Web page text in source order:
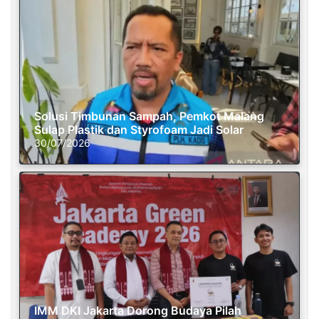
Solusi Timbunan Sampah, Pemkot Malang
Sulap Plastik dan Styrofoam Jadi Solar
30/07/2026
IMM DKI Jakarta Dorong Budaya Pilah